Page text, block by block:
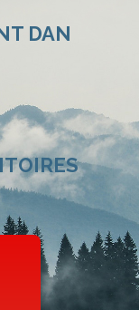
DAN
un nouvel onglet